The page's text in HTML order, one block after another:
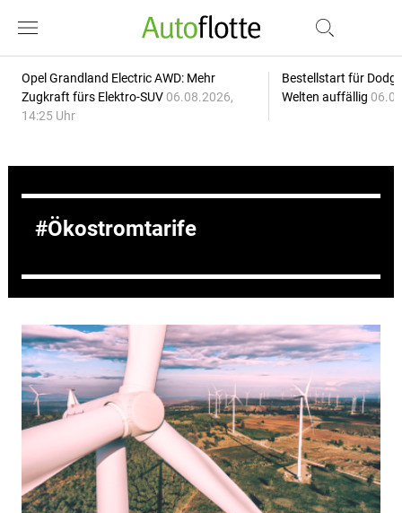
Opel Grandland Electric AWD: Mehr
Zugkraft fürs Elektro-SUV 06.08.2026,
14:25 Uhr
Bestellstart für
Welten auffällig
Ökostromtarife